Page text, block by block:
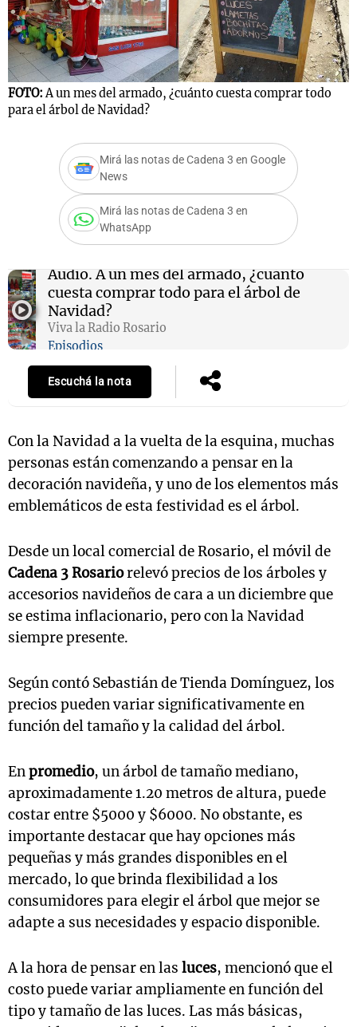
FOTO:A un mes del armado, ¿cuánto cuesta comprar todo
para el árbol de Navidad?
Mirá las notas de Cadena 3 en Google
News
Mirá las notas de Cadena 3 en
WhatsApp
Audio.A un mes del armado, ¿cuánto
cuesta comprar todo para el árbol de
Navidad?
Viva la Radio Rosario
Episodios
Escuchá la nota
Con la Navidad a la vuelta de la esquina, muchas
personas están comenzando a pensar en la
decoración navideña, y uno de los elementos más
emblemáticos de esta festividad es el árbol.
Desde un local comercial de Rosario, el móvil de
Cadena 3 Rosariorelevó precios de los árboles y
accesorios navideños de cara a un diciembre que
se estima inflacionario, pero con la Navidad
siempre presente.
Según contó Sebastián de Tienda Domínguez, los
precios pueden variar significativamente en
función del tamaño y la calidad del árbol.
Enpromedio, un árbol de tamaño mediano,
aproximadamente 1.20 metros de altura, puede
costar entre $5000 y $6000. No obstante, es
importante destacar que hay opciones más
pequeñas y más grandes disponibles en el
mercado, lo que brinda flexibilidad a los
consumidores para elegir el árbol que mejor se
adapte a sus necesidades y espacio disponible.
A la hora de pensar en las luces, mencionó que el
costo puede variar ampliamente en función del
tipo y tamaño de las luces. Las más básicas,
Notas
Mundial 2026
Notas
La Sole en
Cadena 3